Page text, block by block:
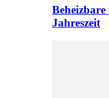
Jahreszeit